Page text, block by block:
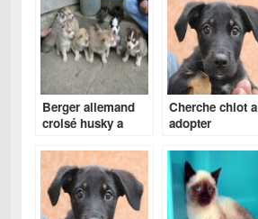
Berger allemand
croisé husky a
Cherche chiot a
adopter